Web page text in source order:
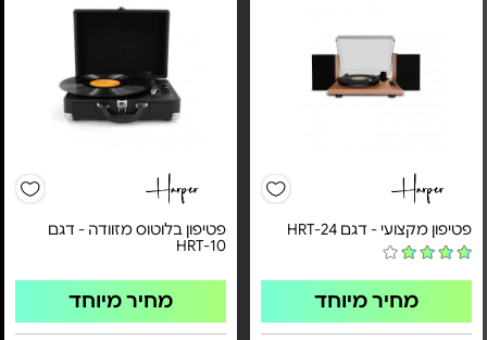
פטיפון מקצועי - דגם HRT-24
מחיר מיוחד
פטיפון בלוטוס מזוודה - דגם
HRT-10
מחיר מיוחד